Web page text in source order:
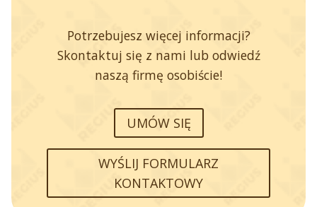
Potrzebujesz więcej informacji?
Skontaktuj się z nami lub odwiedź
naszą firmę osobiście!
UMÓW SIĘ
WYŚLIJ FORMULARZ
KONTAKTOWY